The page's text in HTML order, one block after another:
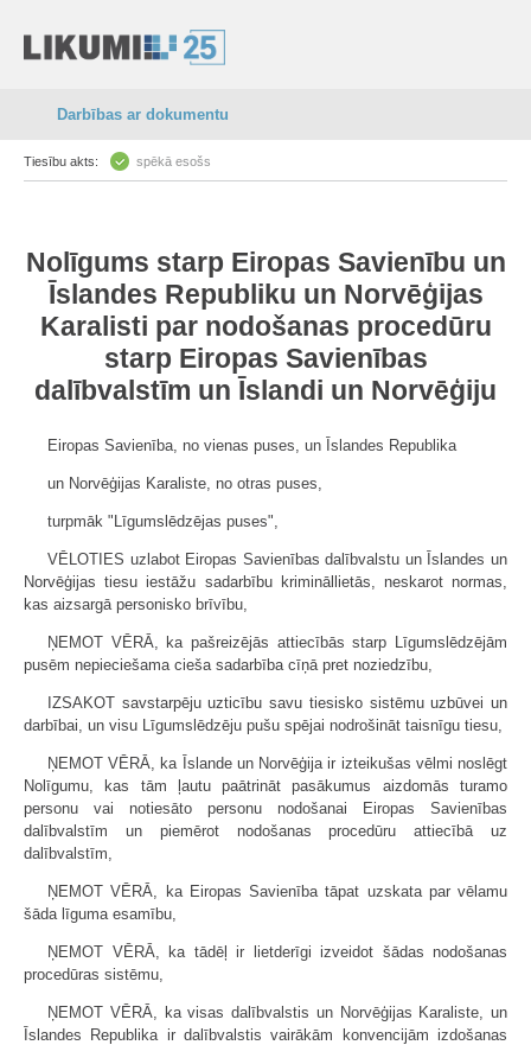
Darbības ar dokumentu
Tiesību akts: spēkā esošs
Nolīgums starp Eiropas Savienību un
Īslandes Republiku un Norvēģijas
Karalisti par nodošanas procedūru
starp Eiropas Savienības
dalībvalstīm un Īslandi un Norvēģiju
Eiropas Savienība, no vienas puses, un Īslandes Republika
un Norvēģijas Karaliste, no otras puses,
turpmāk "Līgumslēdzējas puses",
VĒLOTIES uzlabot Eiropas Savienības dalībvalstu un Īslandes un
Norvēģijas tiesu iestāžu sadarbību krimināllietās, neskarot normas,
kas aizsargā personisko brīvību,
ŅEMOT VĒRĀ, ka pašreizējās attiecībās starp Līgumslēdzējām
pusēm nepieciešama cieša sadarbība cīņā pret noziedzību,
IZSAKOT savstarpēju uzticību savu tiesisko sistēmu uzbūvei un
darbībai, un visu Līgumslēdzēju pušu spējai nodrošināt taisnīgu tiesu,
ŅEMOT VĒRĀ, ka Īslande un Norvēģija ir izteikušas vēlmi noslēgt
Nolīgumu, kas tām ļautu paātrināt pasākumus aizdomās turamo
personu vai notiesāto personu nodošanai Eiropas Savienības
dalībvalstīm un piemērot nodošanas procedūru attiecībā uz
dalībvalstīm,
ŅEMOT VĒRĀ, ka Eiropas Savienība tāpat uzskata par vēlamu
šāda līguma esamību,
ŅEMOT VĒRĀ, ka tādēļ ir lietderīgi izveidot šādas nodošanas
procedūras sistēmu,
ŅEMOT VĒRĀ, ka visas dalībvalstis un Norvēģijas Karaliste, un
Īslandes Republika ir dalībvalstis vairākām konvencijām izdošanas